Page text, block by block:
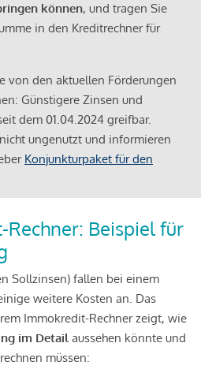
können, und tragen Sie
in den Kreditrechner für
von den aktuellen Förderungen
Günstigere Zinsen und
dem 01.04.2024 greifbar.
ungenutzt und informieren
Konjunkturpaket für den
Beispiel für
Sollzinsen) fallen bei einem
weitere Kosten an. Das
Immokredit-Rechner zeigt, wie
im Detail aussehen könnte und
müssen: